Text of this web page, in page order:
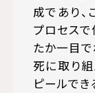
成であり、
プロセスで
たか一目で
死に取り
ピールでき